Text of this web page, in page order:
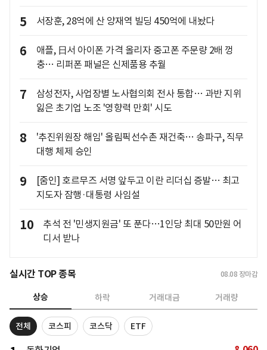
5 서장훈, 28억에 산 양재역 빌딩 450억에 내놨다
6
애플, 日서 아이폰 가격 올리자 중고폰 주문량 2배 껑
충… 리퍼폰 패널은 신제품용 추월
7
삼성전자, 사업장별 노사협의회 전사 통합… 과반 지위
잃은 초기업 노조 '영향력 만회' 시도
8
'추진위원장 해임' 올림픽선수촌 재건축… 송파구, 직무
대행 체제 승인
9
[줌인] 호르무즈 서명 앞두고 이란 리더십 증발… 최고
지도자 잠행·대통령 사임설
10
추석 전 '민생지원금' 또 푼다…1인당 최대 50만원 어
디서 받나
실시간 TOP 종목 08.08 장마감
상승 하락 거래대금 거래량
전체 코스피 코스닥 ETF